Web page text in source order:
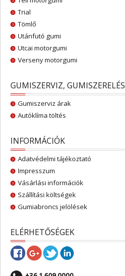
Trial
Tömlő
Utánfutó gumi
Utcai motorgumi
Verseny motorgumi
GUMISZERVIZ, GUMISZERELÉS
Gumiszerviz árak
Autóklíma töltés
INFORMÁCIÓK
Adatvédelmi tájékoztató
Impresszum
Vásárlási információk
Szállítási költségek
Gumiabroncs jelölések
ELÉRHETŐSÉGEK